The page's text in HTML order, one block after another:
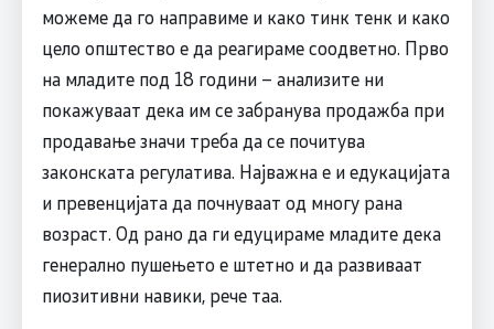
можеме да го направиме и како тинк тенк и како
цело општество е да реагираме соодветно. Прво
на младите под 18 години – анализите ни
покажуваат дека им се забранува продажба при
продавање значи треба да се почитува
законската регулатива. Најважна е и едукацијата
и превенцијата да почнуваат од многу рана
возраст. Од рано да ги едуцираме младите дека
генерално пушењето е штетно и да развиваат
пиозитивни навики, рече таа.